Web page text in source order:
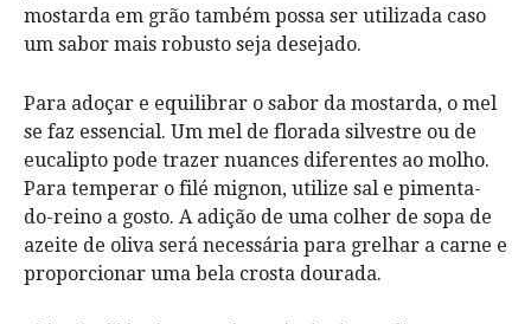
mostarda em grão também possa ser utilizada caso
um sabor mais robusto seja desejado.
Para adoçar e equilibrar o sabor da mostarda, o mel
se faz essencial. Um mel de florada silvestre ou de
eucalipto pode trazer nuances diferentes ao molho.
Para temperar o filé mignon, utilize sal e pimenta-
do-reino a gosto. A adição de uma colher de sopa de
azeite de oliva será necessária para grelhar a carne e
proporcionar uma bela crosta dourada.